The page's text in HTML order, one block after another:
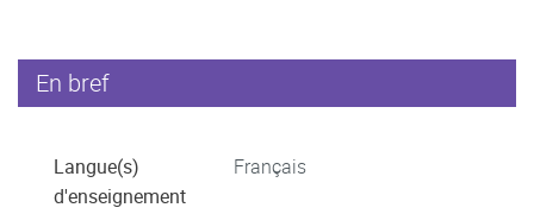
En bref
Langue(s)
d'enseignement
Français